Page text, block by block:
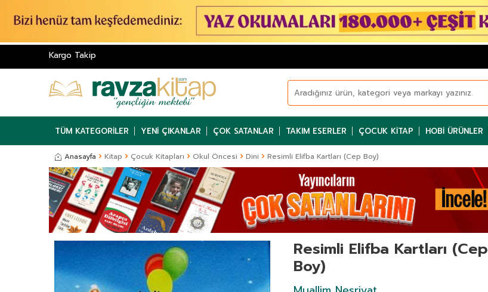
Kargo Takip
TÜM KATEGORILER YENI ÇIKANLAR ÇOK SATANLAR TAKIM ESERLER ÇOCUK KITAP HOBI ÜRÜNLER
Anasayfa Kitap Çocuk Kitapları Okul Öncesi Dini Resimli Elifba Kartları (Cep Boy)
Resimli Elifba Kartları (Cep
Boy)